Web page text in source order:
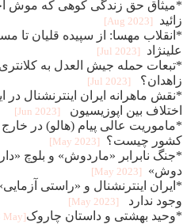
*میثاق حق زندگی کوهی که موش
زائید
[2023 Aug]
*انقلاب مهسا: از سپیده قلیان تا
علینژاد
[2023 Jul]
*تبعات حمله جیش العدل به کلانتری
زاهدان؟
[2023 Jul]
*نقش ماهرانه ایران اینترنشنال در
اختلاف بین اپوزیسیون
[2023 Jun]
*ماموریت عالی پیام (هالو) در خارج
کشور چیست؟
[2023 May]
*جنگ نابرابر «ماردوش» و بلوچ
دوش»
[2023 May]
*ایران اینترنشنال و «راستی
وجود ندارد
[2023 May]
*وحید بهشتی و داستان چاروک‎‎ May]